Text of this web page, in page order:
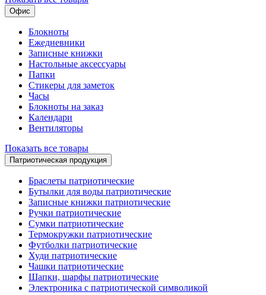
Офис
Блокноты
Ежедневники
Записные книжки
Настольные аксессуары
Папки
Стикеры для заметок
Часы
Блокноты на заказ
Календари
Вентиляторы
Показать все товары
Патриотическая продукция
Браслеты патриотические
Бутылки для воды патриотические
Записные книжки патриотические
Ручки патриотические
Сумки патриотические
Термокружки патриотические
Футболки патриотические
Худи патриотические
Чашки патриотические
Шапки, шарфы патриотические
Электроника с патриотической символикой